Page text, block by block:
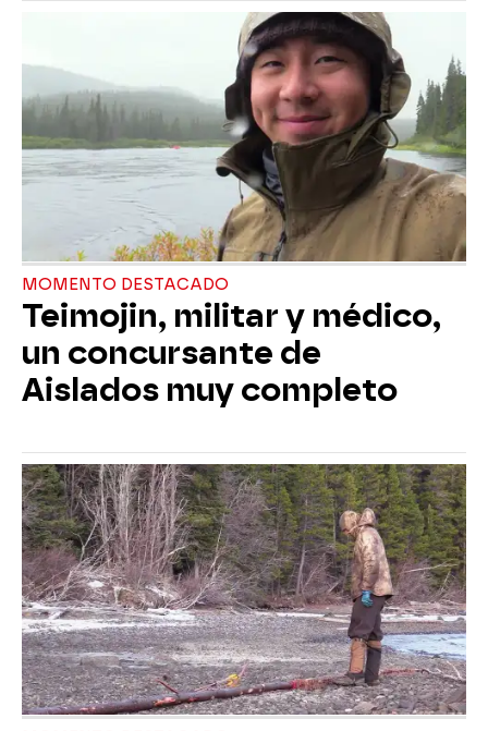
MOMENTO DESTACADO
Teimojin, militar y médico,
un concursante de
Aislados muy completo